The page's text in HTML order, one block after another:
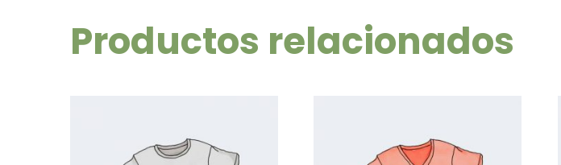
Productos relacionados